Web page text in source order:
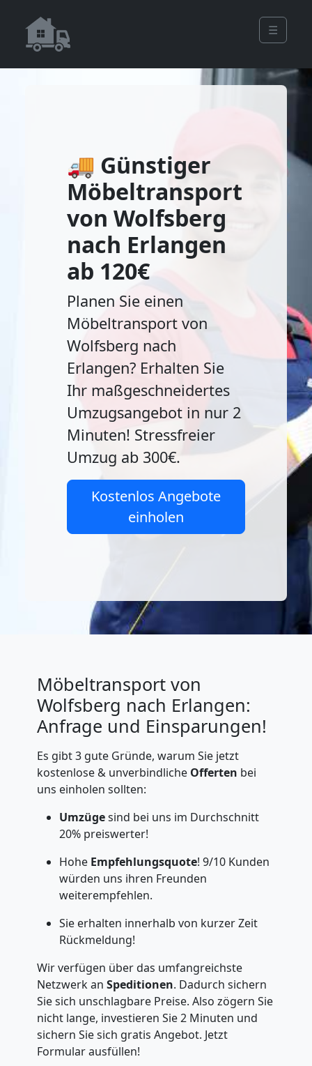
☰
🚚 Günstiger
Möbeltransport
von Wolfsberg
nach Erlangen
ab 120€
Planen Sie einen
Möbeltransport von
Wolfsberg nach
Erlangen? Erhalten Sie
Ihr maßgeschneidertes
Umzugsangebot in nur 2
Minuten! Stressfreier
Umzug ab 300€.
Kostenlos Angebote
einholen
Möbeltransport von
Wolfsberg nach Erlangen:
Anfrage und Einsparungen!
Es gibt 3 gute Gründe, warum Sie jetzt
kostenlose & unverbindliche Offerten bei
uns einholen sollten:
Umzügesind bei uns im Durchschnitt
20% preiswerter!
Hohe Empfehlungsquote! 9/10 Kunden
würden uns ihren Freunden
weiterempfehlen.
Sie erhalten innerhalb von kurzer Zeit
Rückmeldung!
Wir verfügen über das umfangreichste
Netzwerk an Speditionen. Dadurch sichern
Sie sich unschlagbare Preise. Also zögern Sie
nicht lange, investieren Sie 2 Minuten und
sichern Sie sich gratis Angebot. Jetzt
Formular ausfüllen!